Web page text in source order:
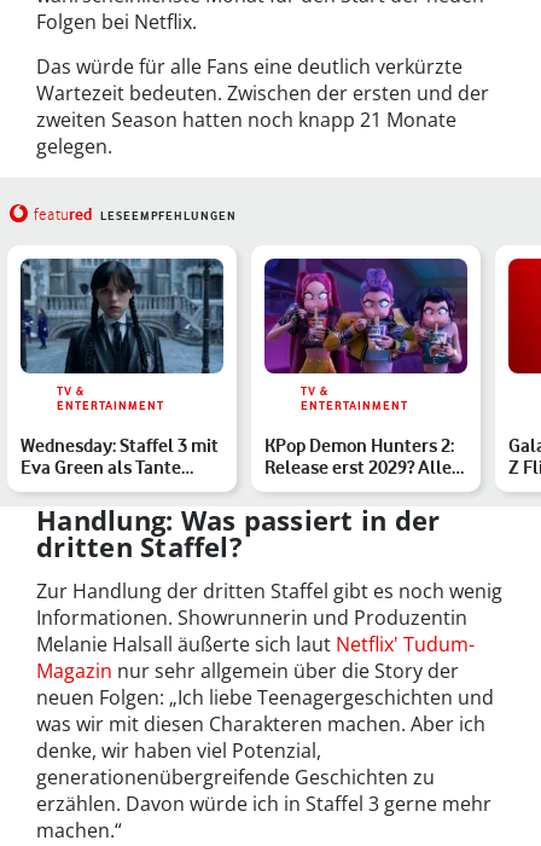
Folgen bei Netflix.
Das würde für alle Fans eine deutlich verkürzte
Wartezeit bedeuten. Zwischen der ersten und der
zweiten Season hatten noch knapp 21 Monate
gelegen.
featured LESEEMPFEHLUNGEN
TV &
ENTERTAINMENT
Wednesday: Staffel 3 mit
Eva Green als Tante
Ophelia – alle Infos
TV &
ENTERTAINMENT
KPop Demon Hunters 2:
Release erst 2029? Alle
Infos zur Fortsetzu…
Z
Handlung: Was passiert in der
dritten Staffel?
Zur Handlung der dritten Staffel gibt es noch wenig
Informationen. Showrunnerin und Produzentin
Melanie Halsall äußerte sich laut Netflix' Tudum-
Magazin nur sehr allgemein über die Story der
neuen Folgen: „Ich liebe Teenagergeschichten und
was wir mit diesen Charakteren machen. Aber ich
denke, wir haben viel Potenzial,
generationenübergreifende Geschichten zu
erzählen. Davon würde ich in Staffel 3 gerne mehr
machen.“